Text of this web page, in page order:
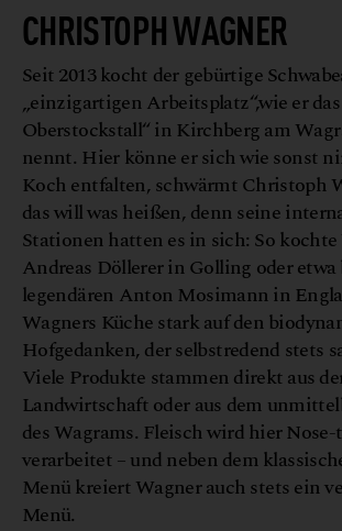
CHRISTOPH WAGNER
Seit 2013 kocht der gebürtige
„einzigartigen Arbeitsplatz“,wie er
Oberstockstall“ in Kirchberg am
nennt. Hier könne er sich wie sonst
Koch entfalten, schwärmt Christoph
das will was heißen, denn seine
Stationen hatten es in sich: So
Andreas Döllerer in Golling oder etwa
legendären Anton Mosimann in
Wagners Küche stark auf den
Hofgedanken, der selbstredend stets
Viele Produkte stammen direkt aus
Landwirtschaft oder aus dem
des Wagrams. Fleisch wird hier
verarbeitet – und neben dem
Menü kreiert Wagner auch stets ein
Menü.